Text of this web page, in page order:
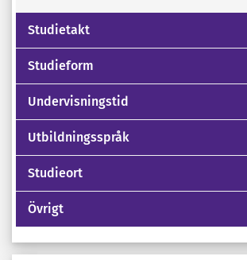
Studietakt
Studieform
Undervisningstid
Utbildningsspråk
Studieort
Övrigt